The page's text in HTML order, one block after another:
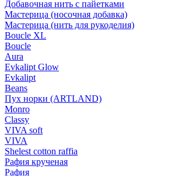
Добавочная нить с пайетками
Мастерица (носочная добавка)
Мастерица (нить для рукоделия)
Boucle XL
Boucle
Aura
Evkalipt Glow
Evkalipt
Beans
Пух норки (ARTLAND)
Monro
Classy
VIVA soft
VIVA
Shelest cotton raffia
Рафия крученая
Рафия